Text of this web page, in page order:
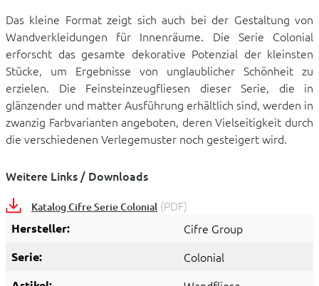
Das kleine Format zeigt sich auch bei der Gestaltung von
Wandverkleidungen für Innenräume. Die Serie Colonial
erforscht das gesamte dekorative Potenzial der kleinsten
Stücke, um Ergebnisse von unglaublicher Schönheit zu
erzielen. Die Feinsteinzeugfliesen dieser Serie, die in
glänzender und matter Ausführung erhältlich sind, werden in
zwanzig Farbvarianten angeboten, deren Vielseitigkeit durch
die verschiedenen Verlegemuster noch gesteigert wird.
Weitere Links / Downloads
Katalog Cifre Serie Colonial (PDF)
Hersteller: Cifre Group
Serie: Colonial